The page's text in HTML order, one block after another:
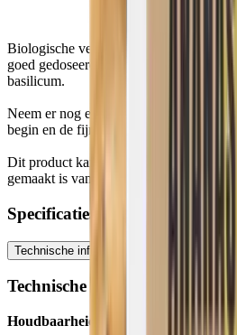
Biologische vegan crackers met
goed gedoseerd, komt de pittigheid net
basilicum.
Neem er nog eentje om terug te keren
begin en de fijnproeverscyclus begint.
Dit product kan gekocht worden met
gemaakt is van biologisch geteelde
Specificaties
Technische informatie
Technische informatie
Houdbaarheidsdatum
: 6 Maanden